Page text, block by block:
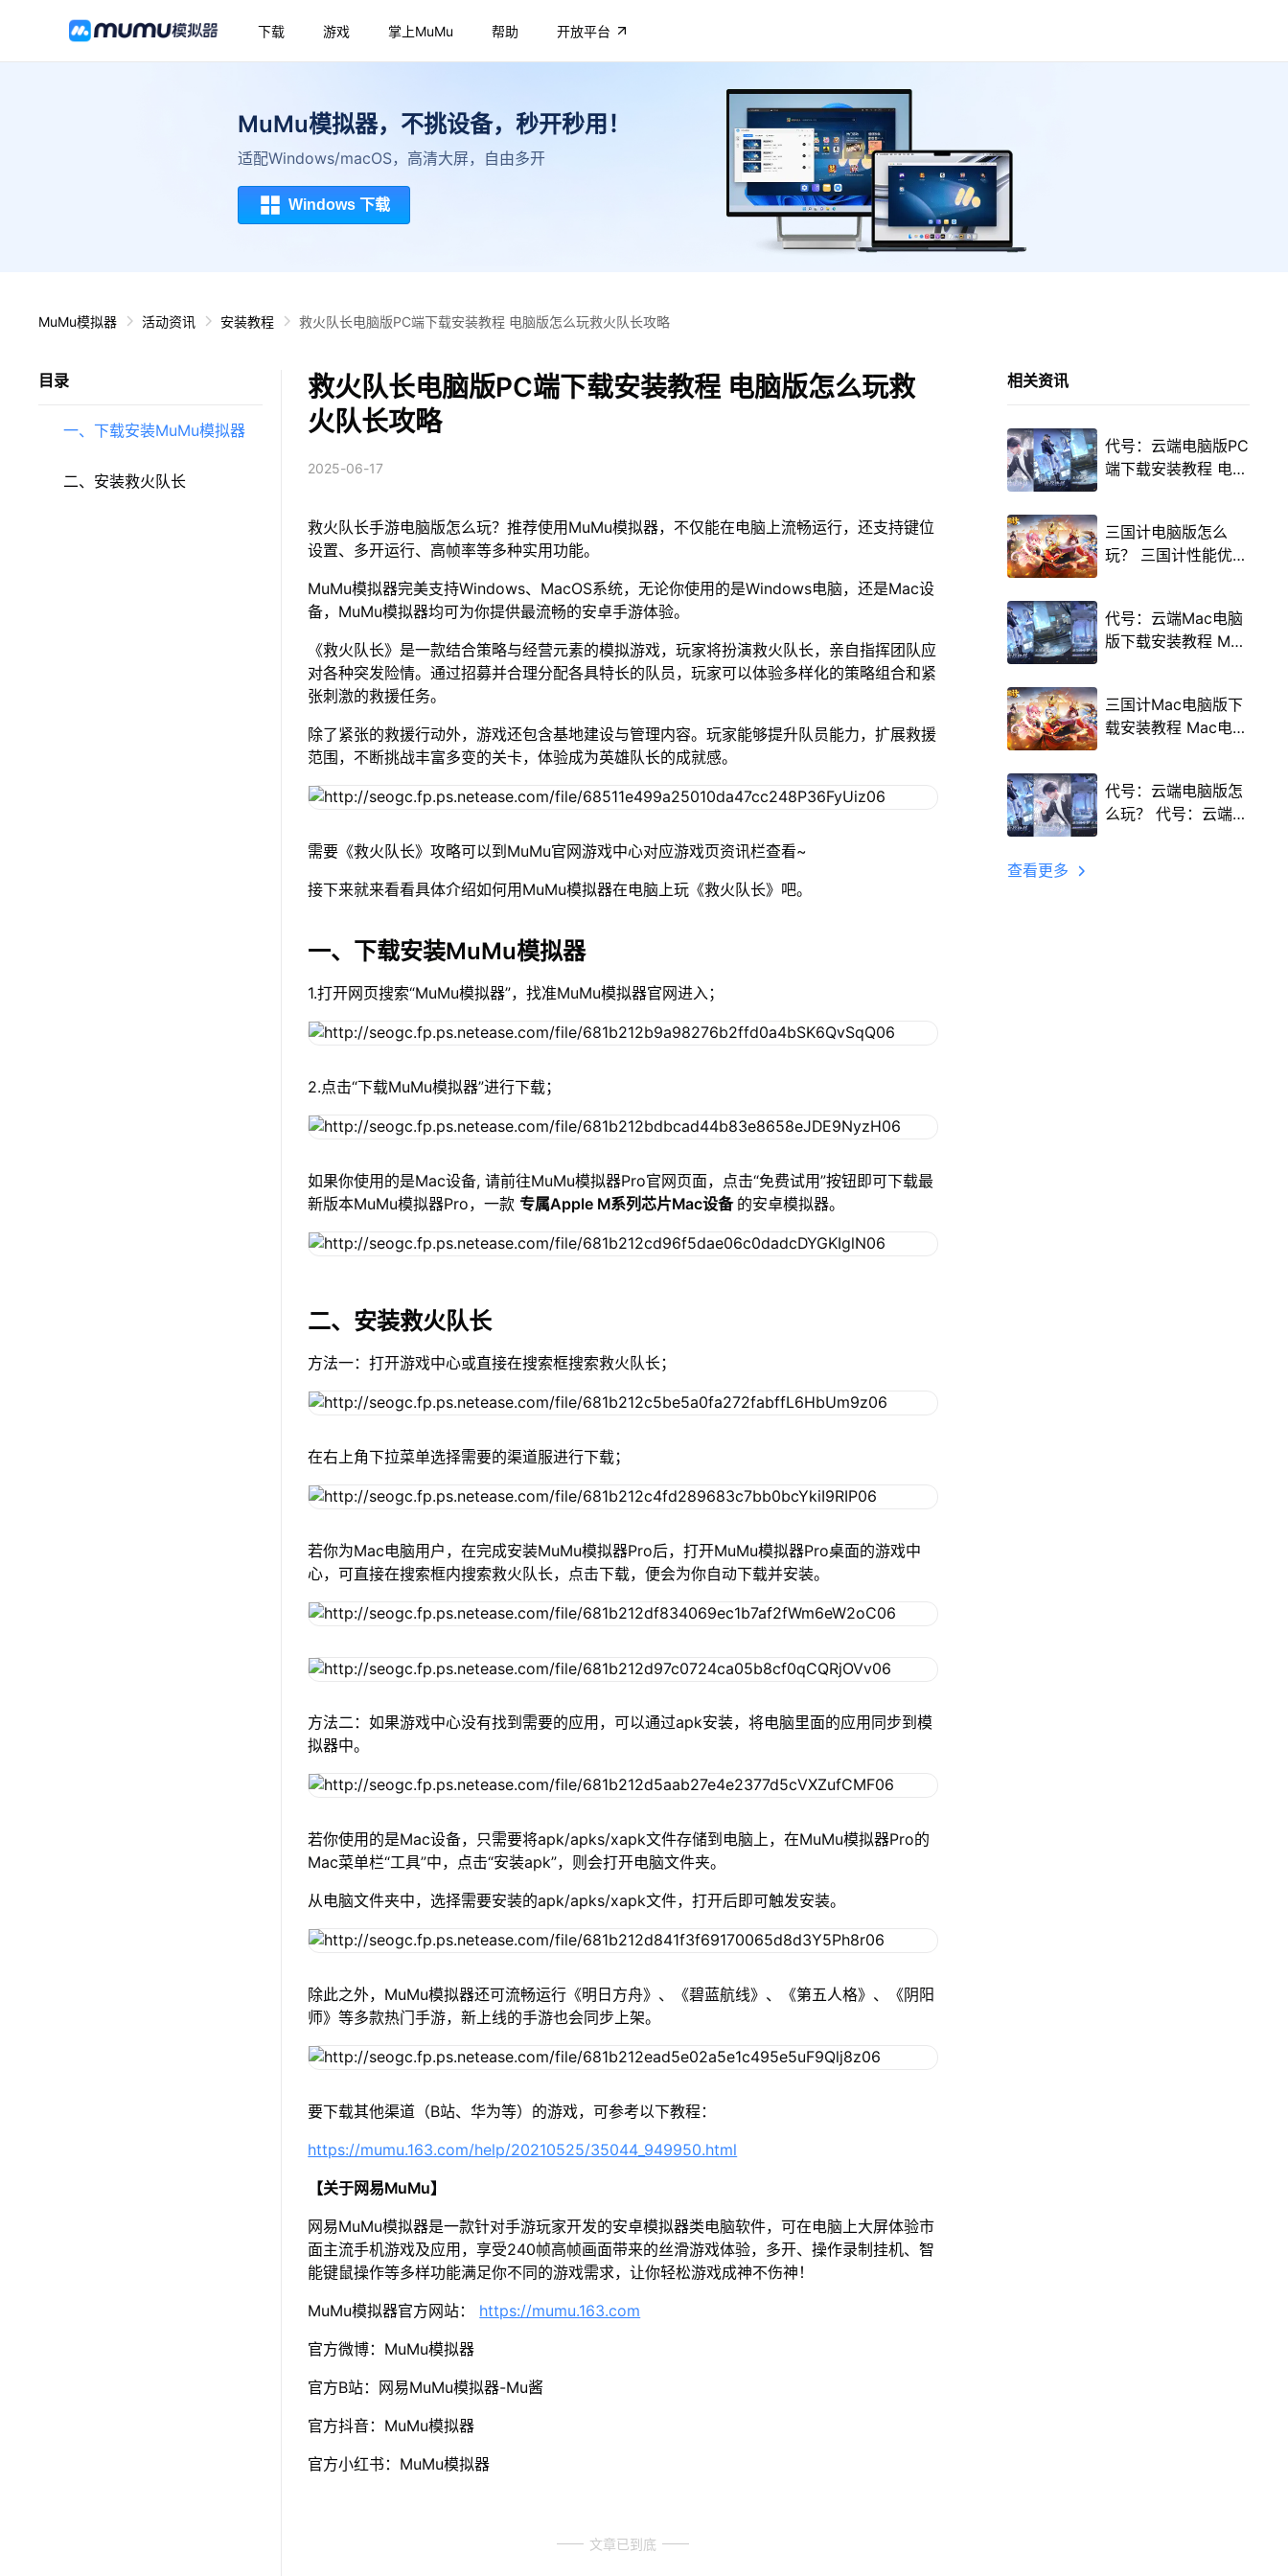
下载 游戏 掌上MuMu 帮助 开放平台
MuMu模拟器，不挑设备，秒开秒用！
适配Windows/macOS，高清大屏，自由多开
Windows 下载
MuMu模拟器 活动资讯 安装教程 救火队长电脑版PC端下载安装教程 电脑版怎么玩救火队长攻略
目录
一、下载安装MuMu模拟器
二、安装救火队长
救火队长电脑版PC端下载安装教程 电脑版怎么玩救
火队长攻略
2025-06-17
救火队长手游电脑版怎么玩？推荐使用MuMu模拟器，不仅能在电脑上流畅运行，还支持键位
设置、多开运行、高帧率等多种实用功能。
MuMu模拟器完美支持Windows、MacOS系统，无论你使用的是Windows电脑，还是Mac设
备，MuMu模拟器均可为你提供最流畅的安卓手游体验。
《救火队长》是一款结合策略与经营元素的模拟游戏，玩家将扮演救火队长，亲自指挥团队应
对各种突发险情。通过招募并合理分配各具特长的队员，玩家可以体验多样化的策略组合和紧
张刺激的救援任务。
除了紧张的救援行动外，游戏还包含基地建设与管理内容。玩家能够提升队员能力，扩展救援
范围，不断挑战丰富多变的关卡，体验成为英雄队长的成就感。
需要《救火队长》攻略可以到MuMu官网游戏中心对应游戏页资讯栏查看~
接下来就来看看具体介绍如何用MuMu模拟器在电脑上玩《救火队长》吧。
一、下载安装MuMu模拟器
1.打开网页搜索“MuMu模拟器”，找准MuMu模拟器官网进入；
2.点击“下载MuMu模拟器”进行下载；
如果你使用的是Mac设备, 请前往MuMu模拟器Pro官网页面，点击“免费试用”按钮即可下载最
新版本MuMu模拟器Pro，一款专属Apple M系列芯片Mac设备 的安卓模拟器。
二、安装救火队长
方法一：打开游戏中心或直接在搜索框搜索救火队长；
在右上角下拉菜单选择需要的渠道服进行下载；
若你为Mac电脑用户，在完成安装MuMu模拟器Pro后，打开MuMu模拟器Pro桌面的游戏中
心，可直接在搜索框内搜索救火队长，点击下载，便会为你自动下载并安装。
方法二：如果游戏中心没有找到需要的应用，可以通过apk安装，将电脑里面的应用同步到模
拟器中。
若你使用的是Mac设备，只需要将apk/apks/xapk文件存储到电脑上，在MuMu模拟器Pro的
Mac菜单栏“工具”中，点击“安装apk”，则会打开电脑文件夹。
从电脑文件夹中，选择需要安装的apk/apks/xapk文件，打开后即可触发安装。
除此之外，MuMu模拟器还可流畅运行《明日方舟》、《碧蓝航线》、《第五人格》、《阴阳
师》等多款热门手游，新上线的手游也会同步上架。
要下载其他渠道（B站、华为等）的游戏，可参考以下教程：
https://mumu.163.com/help/20210525/35044_949950.html
【关于网易MuMu】
网易MuMu模拟器是一款针对手游玩家开发的安卓模拟器类电脑软件，可在电脑上大屏体验市
面主流手机游戏及应用，享受240帧高帧画面带来的丝滑游戏体验，多开、操作录制挂机、智
能键鼠操作等多样功能满足你不同的游戏需求，让你轻松游戏成神不伤神！
MuMu模拟器官方网站： https://mumu.163.com
官方微博：MuMu模拟器
官方B站：网易MuMu模拟器-Mu酱
官方抖音：MuMu模拟器
官方小红书：MuMu模拟器
文章已到底
相关资讯
代号：云端电脑版PC
端下载安装教程 电脑
三国计电脑版怎么
玩？ 三国计性能优化
程
代号：云端Mac电脑
版下载安装教程 Mac
三国计Mac电脑版下
载安装教程 Mac电脑
代号：云端电脑版怎
么玩？ 代号：云端性
查看更多